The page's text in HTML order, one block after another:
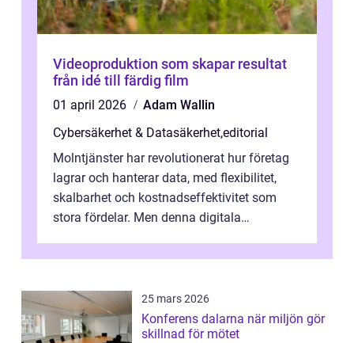
Videoproduktion som skapar resultat
från idé till färdig film
01 april 2026
Adam Wallin
Cybersäkerhet & Datasäkerhet,editorial
Molntjänster har revolutionerat hur företag
lagrar och hanterar data, med flexibilitet,
skalbarhet och kostnadseffektivitet som
stora fördelar. Men denna digitala
25 mars 2026
Konferens dalarna när miljön gör
skillnad för mötet